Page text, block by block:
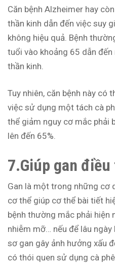
Căn bệnh Alzheimer hay
thần kinh dẫn đến việc suy
không hiệu quả. Bệnh
tuổi vào khoảng 65 dẫn
thần kinh.
Tuy nhiên, căn bệnh này có
việc sử dụng một tách cà
thể giảm nguy cơ mắc phải
lên đến 65%.
7.Giúp gan
Gan là một trong những cơ
cơ thể giúp cơ thể bài tiết
bệnh thường mắc phải hiện
nhiễm mỡ… nếu để lâu
sơ gan gây ảnh hưởng xấu
có thói quen sử dụng cà